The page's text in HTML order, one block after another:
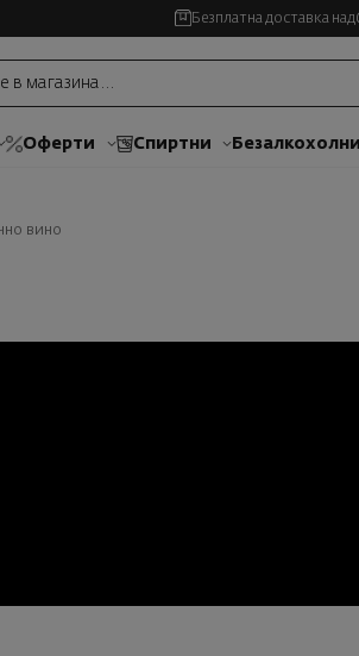
Безплатна доставка над
Оферти Спиртни Безалкохолни
вино